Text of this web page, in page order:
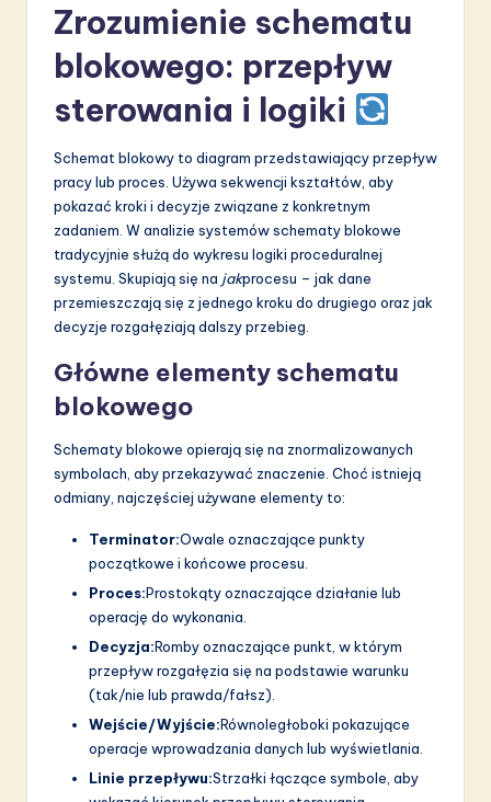
Zrozumienie schematu
blokowego: przepływ
sterowania i logiki
Schemat blokowy to diagram przedstawiający przepływ
pracy lub proces. Używa sekwencji kształtów, aby
pokazać kroki i decyzje związane z konkretnym
zadaniem. W analizie systemów schematy blokowe
tradycyjnie służą do wykresu logiki proceduralnej
systemu. Skupiają się na jakprocesu – jak dane
przemieszczają się z jednego kroku do drugiego oraz jak
decyzje rozgałęziają dalszy przebieg.
Główne elementy schematu
blokowego
Schematy blokowe opierają się na znormalizowanych
symbolach, aby przekazywać znaczenie. Choć istnieją
odmiany, najczęściej używane elementy to:
Terminator:Owale oznaczające punkty
początkowe i końcowe procesu.
Proces:Prostokąty oznaczające działanie lub
operację do wykonania.
Decyzja:Romby oznaczające punkt, w którym
przepływ rozgałęzia się na podstawie warunku
(tak/nie lub prawda/fałsz).
Wejście/Wyjście:Równoległoboki pokazujące
operacje wprowadzania danych lub wyświetlania.
Linie przepływu:Strzałki łączące symbole, aby